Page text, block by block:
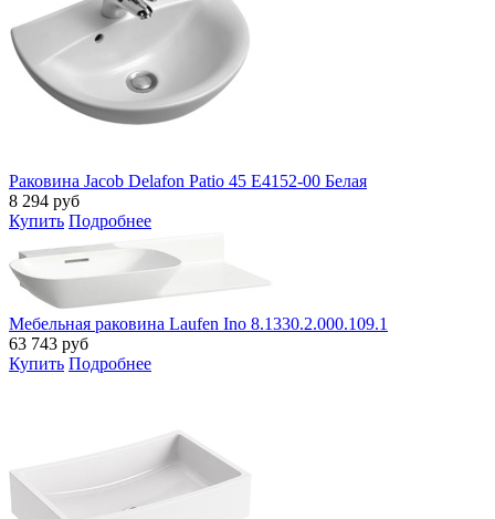
Раковина Jacob Delafon Patio 45 E4152-00 Белая
8 294 руб
Купить Подробнее
Мебельная раковина Laufen Ino 8.1330.2.000.109.1
63 743 руб
Купить Подробнее